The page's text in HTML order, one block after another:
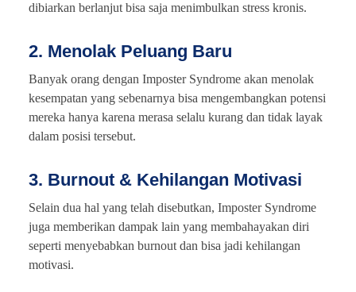
dibiarkan berlanjut bisa saja menimbulkan stress kronis.
2. Menolak Peluang Baru
Banyak orang dengan Imposter Syndrome akan menolak
kesempatan yang sebenarnya bisa mengembangkan potensi
mereka hanya karena merasa selalu kurang dan tidak layak
dalam posisi tersebut.
3. Burnout & Kehilangan Motivasi
Selain dua hal yang telah disebutkan, Imposter Syndrome
juga memberikan dampak lain yang membahayakan diri
seperti menyebabkan burnout dan bisa jadi kehilangan
motivasi.